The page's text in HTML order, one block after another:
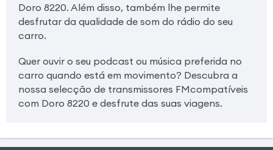
Doro 8220. Além disso, também lhe permite
desfrutar da qualidade de som do rádio do seu
carro.
Quer ouvir o seu podcast ou música preferida no
carro quando está em movimento? Descubra a
nossa selecção de transmissores FMcompatíveis
com Doro 8220 e desfrute das suas viagens.